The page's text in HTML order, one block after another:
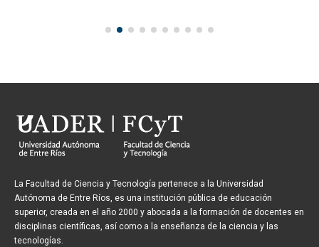
La Facultad de Ciencia y Tecnología pertenece a la Universidad
Autónoma de Entre Ríos, es una institución pública de educación
superior, creada en el año 2000 y abocada a la formación de docentes en
disciplinas científicas, así como a la enseñanza de la ciencia y las
tecnologías.